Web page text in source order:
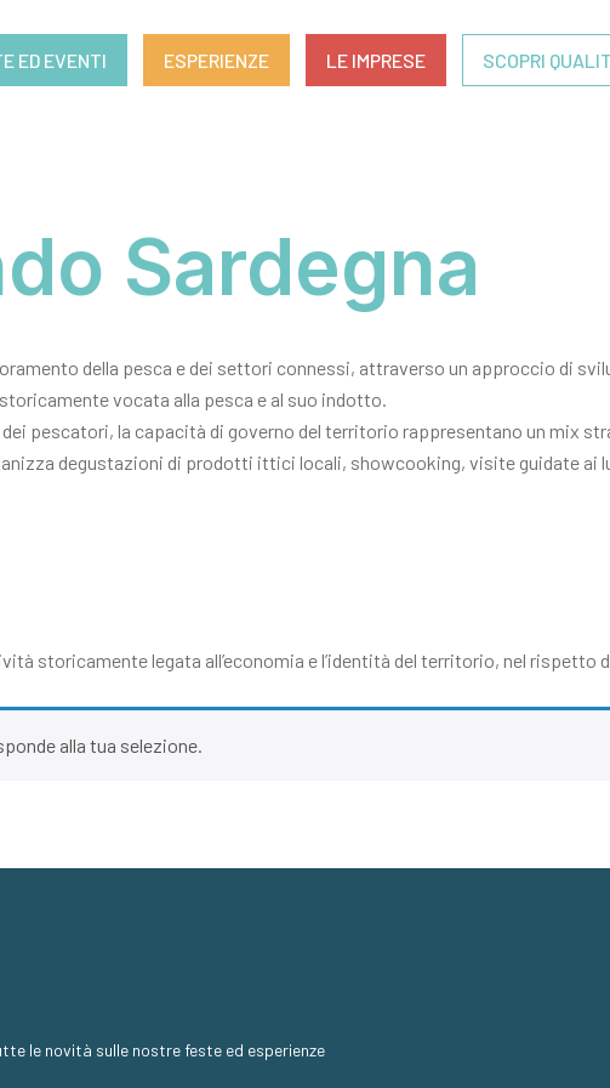
ED EVENTI ESPERIENZE LE IMPRESE SCOPRI
Sardegna
della pesca e dei settori connessi, attraverso un approccio di
vocata alla pesca e al suo indotto.
pescatori, la capacità di governo del territorio rappresentano un mix
degustazioni di prodotti ittici locali, showcooking, visite guidate ai
storicamente legata all’economia e l’identità del territorio, nel rispetto
alla tua selezione.
le novità sulle nostre feste ed esperienze